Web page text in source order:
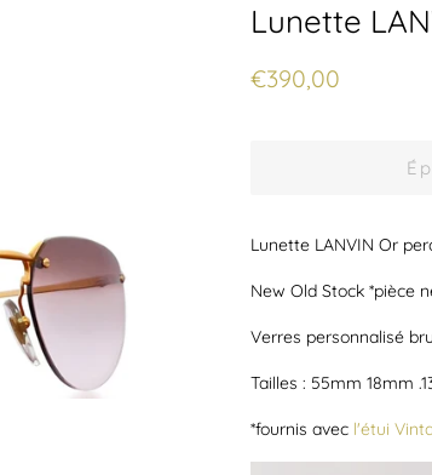
Lunette
Prix
€390,00
Lunette LANVIN Or
New Old Stock *pièce
Verres personnalisé
Tailles : 55mm 18mm
*fournis avec l'étui